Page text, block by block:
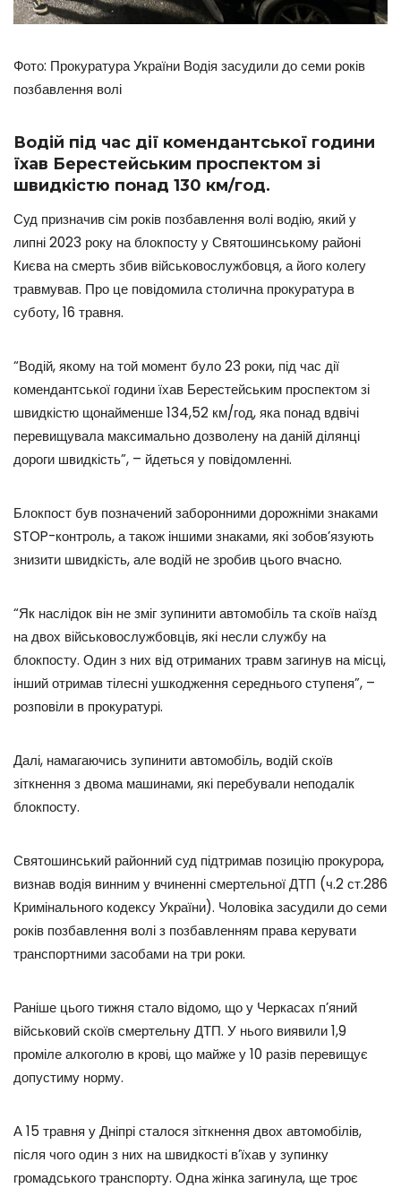
Фото: Прокуратура України Водія засудили до семи років
позбавлення волі
Водій під час дії комендантської години
їхав Берестейським проспектом зі
швидкістю понад 130 км/год.
Суд призначив сім років позбавлення волі водію, який у
липні 2023 року на блокпосту у Святошинському районі
Києва на смерть збив військовослужбовця, а його колегу
травмував. Про це повідомила столична прокуратура в
суботу, 16 травня.
“Водій, якому на той момент було 23 роки, під час дії
комендантської години їхав Берестейським проспектом зі
швидкістю щонайменше 134,52 км/год, яка понад вдвічі
перевищувала максимально дозволену на даній ділянці
дороги швидкість”, – йдеться у повідомленні.
Блокпост був позначений заборонними дорожніми знаками
STOP-контроль, а також іншими знаками, які зобов’язують
знизити швидкість, але водій не зробив цього вчасно.
“Як наслідок він не зміг зупинити автомобіль та скоїв наїзд
на двох військовослужбовців, які несли службу на
блокпосту. Один з них від отриманих травм загинув на місці,
інший отримав тілесні ушкодження середнього ступеня”, –
розповіли в прокуратурі.
Далі, намагаючись зупинити автомобіль, водій скоїв
зіткнення з двома машинами, які перебували неподалік
блокпосту.
Святошинський районний суд підтримав позицію прокурора,
визнав водія винним у вчиненні смертельної ДТП (ч.2 ст.286
Кримінального кодексу України). Чоловіка засудили до семи
років позбавлення волі з позбавленням права керувати
транспортними засобами на три роки.
Раніше цього тижня стало відомо, що у Черкасах п’яний
військовий скоїв смертельну ДТП. У нього виявили 1,9
проміле алкоголю в крові, що майже у 10 разів перевищує
допустиму норму.
А 15 травня у Дніпрі сталося зіткнення двох автомобілів,
після чого один з них на швидкості в’їхав у зупинку
громадського транспорту. Одна жінка загинула, ще троє